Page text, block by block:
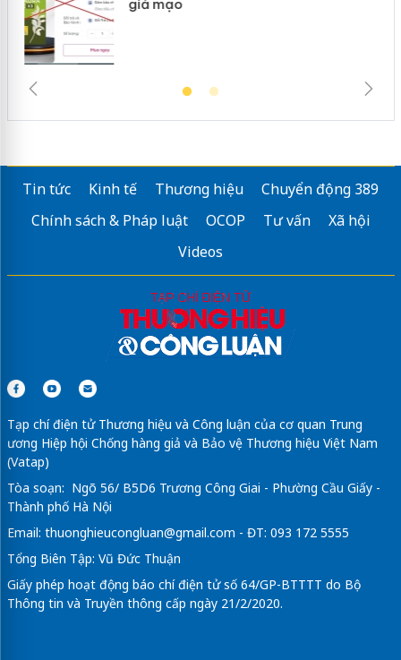
giả mạo
Tin tức Kinh tế Thương hiệu
Chuyển động 389
Chính sách & Pháp luật
OCOP Tư vấn
Xã hội
Videos
Tạp chí điện tử Thương hiệu và Công luận của cơ quan Trung
ương Hiệp hội Chống hàng giả và Bảo vệ Thương hiệu Việt Nam
(Vatap)
Tòa soạn: Ngõ 56/ B5D6 Trương Công Giai - Phường Cầu Giấy -
Thành phố Hà Nội
Email: thuonghieucongluan@gmail.com - ĐT: 093 172 5555
Tổng Biên Tập: Vũ Đức Thuận
Giấy phép hoạt động báo chí điện tử số 64/GP-BTTTT do Bộ
Thông tin và Truyền thông cấp ngày 21/2/2020.